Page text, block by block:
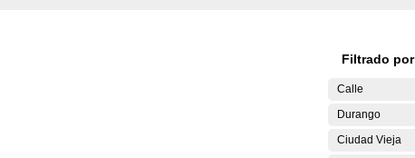
Filtrado por
Calle
Durango
Ciudad Vieja